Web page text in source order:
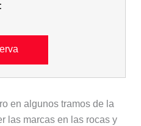
en algunos tramos de la
las marcas en las rocas y